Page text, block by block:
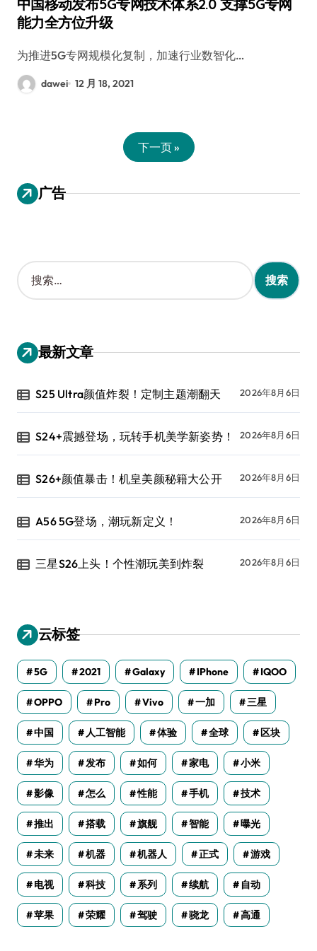
中国移动发布5G专网技术体系2.0 支撑5G专网
能力全方位升级
为推进5G专网规模化复制，加速行业数智化…
dawei 12 月 18, 2021
下一页 »
广告
搜
索
：
最新文章
S25 Ultra颜值炸裂！定制主题潮翻天 2026年8月6日
S24+震撼登场，玩转手机美学新姿势！ 2026年8月6日
S26+颜值暴击！机皇美颜秘籍大公开 2026年8月6日
A56 5G登场，潮玩新定义！ 2026年8月6日
三星S26上头！个性潮玩美到炸裂 2026年8月6日
云标签
5G 2021 Galaxy IPhone IQOO
OPPO Pro Vivo 一加 三星
中国 人工智能 体验 全球 区块
华为 发布 如何 家电 小米
影像 怎么 性能 手机 技术
推出 搭载 旗舰 智能 曝光
未来 机器 机器人 正式 游戏
电视 科技 系列 续航 自动
苹果 荣耀 驾驶 骁龙 高通